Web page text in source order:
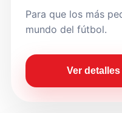
Para que los más
mundo del fútbol.
Ver